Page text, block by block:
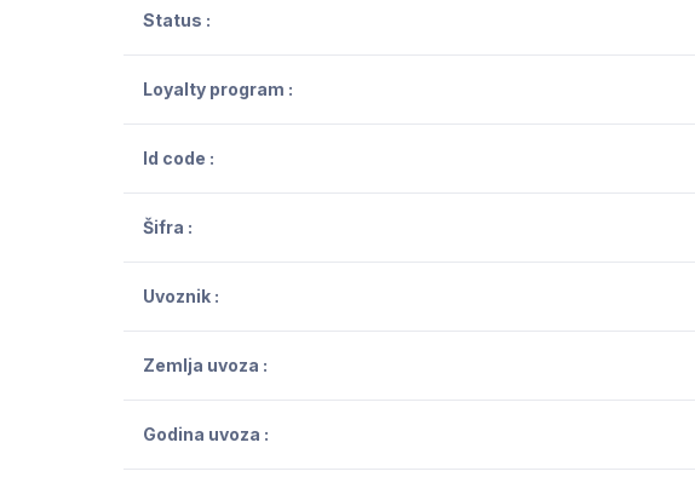
Status :
Loyalty program :
Id code :
Šifra :
Uvoznik :
Zemlja uvoza :
Godina uvoza :